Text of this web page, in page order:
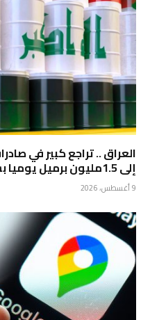
إلى 1.5مليون برميل يوميا بسبب إغلاق مضيق هرمز
9 أغسطس، 2026